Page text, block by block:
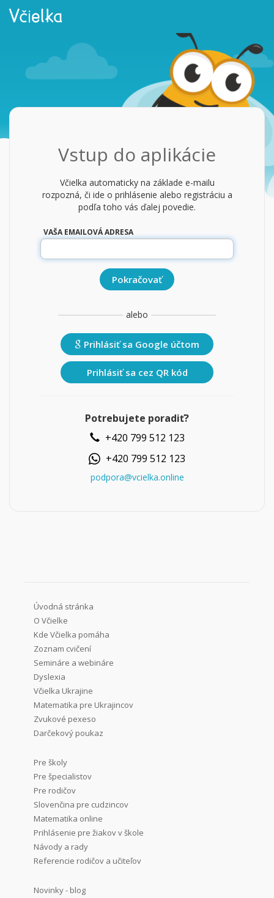
Vstup do aplikácie
Včielka automaticky na základe e-mailu
rozpozná, či ide o prihlásenie alebo registráciu a
podľa toho vás ďalej povedie.
VAŠA EMAILOVÁ ADRESA
alebo
Prihlásiť sa Google účtom
Prihlásiť sa cez QR kód
Potrebujete poradiť?
+420 799 512 123
+420 799 512 123
podpora@vcielka.online
Úvodná stránka
O Včielke
Kde Včielka pomáha
Zoznam cvičení
Semináre a webináre
Dyslexia
Včielka Ukrajine
Matematika pre Ukrajincov
Zvukové pexeso
Darčekový poukaz
Pre školy
Pre špecialistov
Pre rodičov
Slovenčina pre cudzincov
Matematika online
Prihlásenie pre žiakov v škole
Návody a rady
Referencie rodičov a učiteľov
Novinky - blog